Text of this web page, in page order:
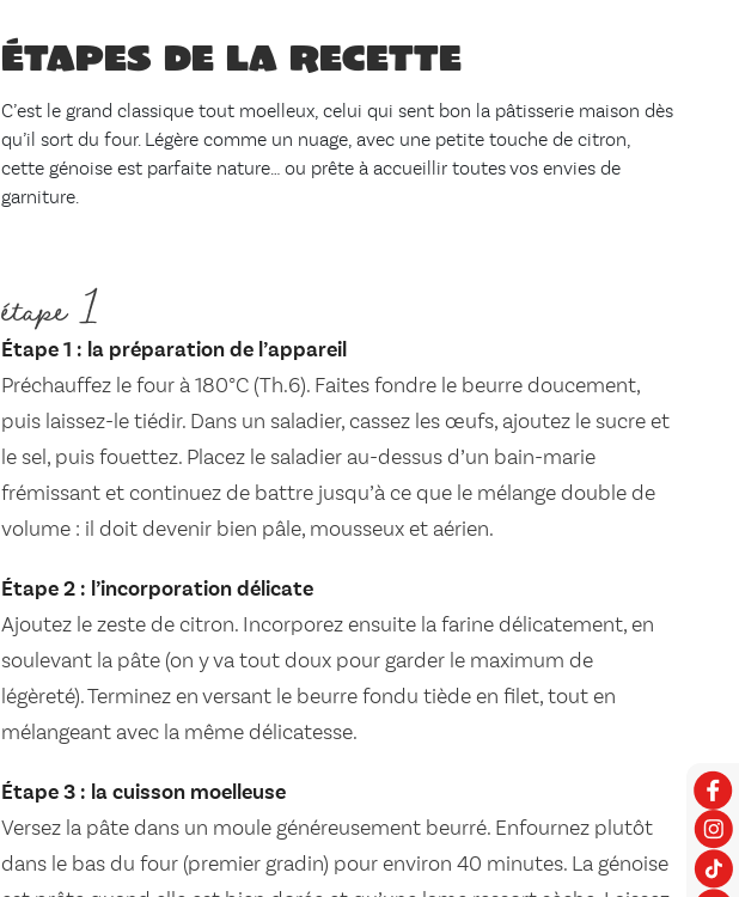
Étapes de la recette
C’est le grand classique tout moelleux, celui qui sent bon la pâtisserie maison dès
qu’il sort du four. Légère comme un nuage, avec une petite touche de citron,
cette génoise est parfaite nature… ou prête à accueillir toutes vos envies de
garniture.
étape 1
Étape 1 : la préparation de l’appareil
Préchauffez le four à 180°C (Th.6). Faites fondre le beurre doucement,
puis laissez-le tiédir. Dans un saladier, cassez les œufs, ajoutez le sucre et
le sel, puis fouettez. Placez le saladier au-dessus d’un bain-marie
frémissant et continuez de battre jusqu’à ce que le mélange double de
volume : il doit devenir bien pâle, mousseux et aérien.
Étape 2 : l’incorporation délicate
Ajoutez le zeste de citron. Incorporez ensuite la farine délicatement, en
soulevant la pâte (on y va tout doux pour garder le maximum de
légèreté). Terminez en versant le beurre fondu tiède en filet, tout en
mélangeant avec la même délicatesse.
Étape 3 : la cuisson moelleuse
Versez la pâte dans un moule généreusement beurré. Enfournez plutôt
dans le bas du four (premier gradin) pour environ 40 minutes. La génoise